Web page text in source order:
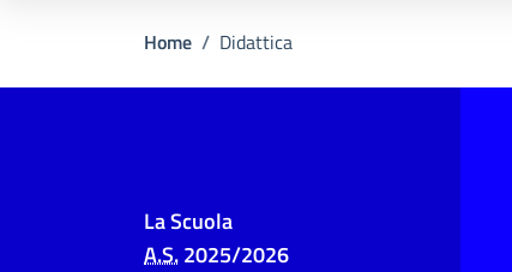
Briciole di pane
Home / Didattica
La Scuola
A.S.2025/2026